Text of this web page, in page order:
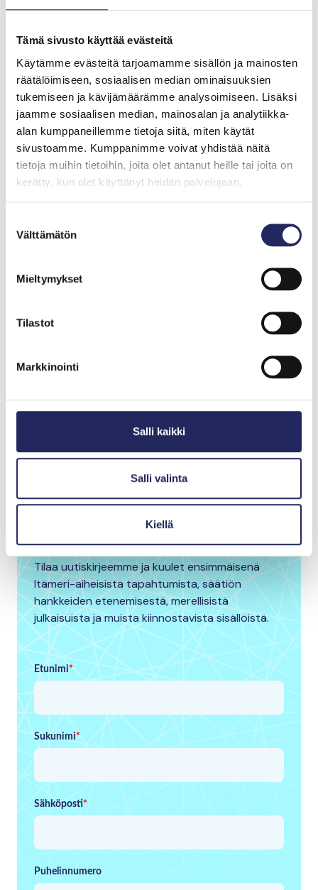
Tämä sivusto käyttää evästeitä
Käytämme evästeitä tarjoamamme sisällön ja mainosten
räätälöimiseen, sosiaalisen median ominaisuuksien
tukemiseen ja kävijämäärämme analysoimiseen. Lisäksi
jaamme sosiaalisen median, mainosalan ja analytiikka-
alan kumppaneillemme tietoja siitä, miten käytät
sivustoamme. Kumppanimme voivat yhdistää näitä
tietoja muihin tietoihin, joita olet antanut heille tai joita on
kerätty, kun olet käyttänyt heidän palvelujaan.
valinta
Välttämätön
Mieltymykset
Tilastot
Markkinointi
Salli kaikki
Salli valinta
Kiellä
Mia Heiskanen
Itämeren ja sisävedet hyvään ekologiseen tilaan 2027
pino laskuja maksettavana, mutta meillä on myös
käytettävissä EU:sta ja kansallisesti maatalouden
ympäristökorvaukseen vuosittain osoitetut 250
miljoonaa euroa.”
Rahat tulisi Arrakoski-Engardtin mielestä suunnata
järkevästi, sillä saatamme joutua ratkomaan
tulevaisuudessa rehevöityneen Saaristomeren lisäksi
maaseutuohjelmaa oikeaan suuntaan sisällyttämällä
edesauttamalla lantafosforin ylimäärän purkua.”
Teksti on julkaistu 3.11.2021 Helsingin Sanomien
ilmastoliite kokonaisuudessaan
Haluatko pysyä
kartalla Itämeren
Tilaa uutiskirjeemme ja kuulet ensimmäisenä
Itämeri-aiheisista tapahtumista, säätiön
hankkeiden etenemisestä, merellisistä
julkaisuista ja muista kiinnostavista sisällöistä.
Etunimi*
Sukunimi*
Sähköposti*
Puhelinnumero